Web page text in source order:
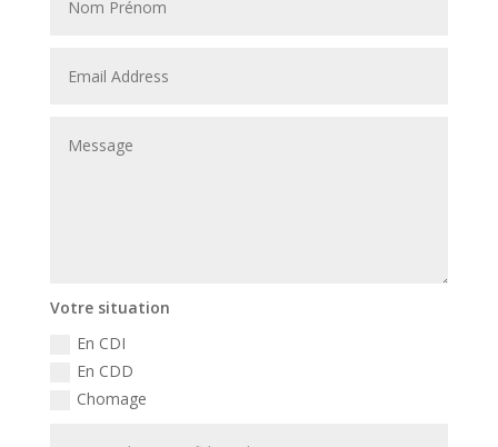
Votre situation
En CDI
En CDD
Chomage